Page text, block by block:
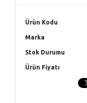
Ürün Kodu
Marka
Stok Durumu
Ürün Fiyatı